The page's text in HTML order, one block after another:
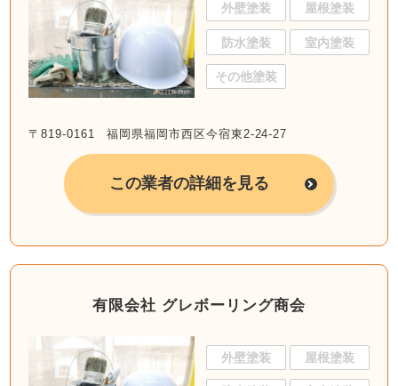
外壁塗装 屋根塗装
防水塗装 室内塗装
その他塗装
〒819-0161 福岡県福岡市西区今宿東2-24-27
この業者の詳細を見る
有限会社 グレボーリング商会
外壁塗装 屋根塗装